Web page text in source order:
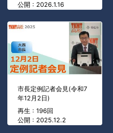
公開 : 2026.1.16
市長定例記者会見(令和7
年12月2日)
再生 : 196回
公開 : 2025.12.2